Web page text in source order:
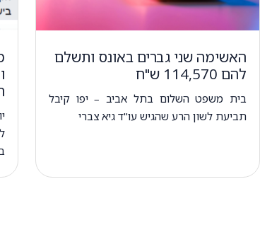
האשימה שני גברים באונס ותשלם
להם 114,570 ש"ח
בית משפט השלום בתל אביב – יפו קיבל
תביעת לשון הרע שהגיש עו"ד גיא צברי